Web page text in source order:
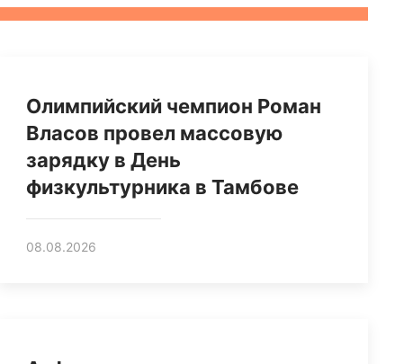
Олимпийский чемпион Роман
Власов провел массовую
зарядку в День
физкультурника в Тамбове
08.08.2026